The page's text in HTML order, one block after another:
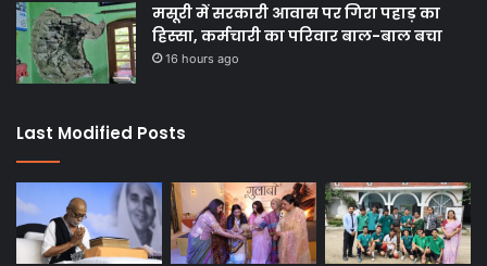
मसूरी में सरकारी आवास पर गिरा पहाड़ का
हिस्सा, कर्मचारी का परिवार बाल-बाल बचा
16 hours ago
Last Modified Posts